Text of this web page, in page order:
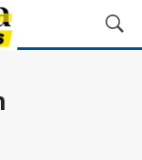
M
o